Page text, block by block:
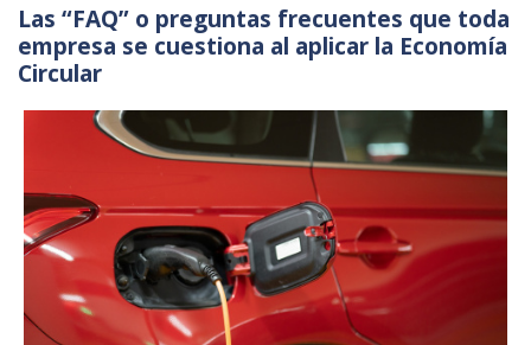
Las “FAQ” o preguntas frecuentes que toda
empresa se cuestiona al aplicar la Economía
Circular